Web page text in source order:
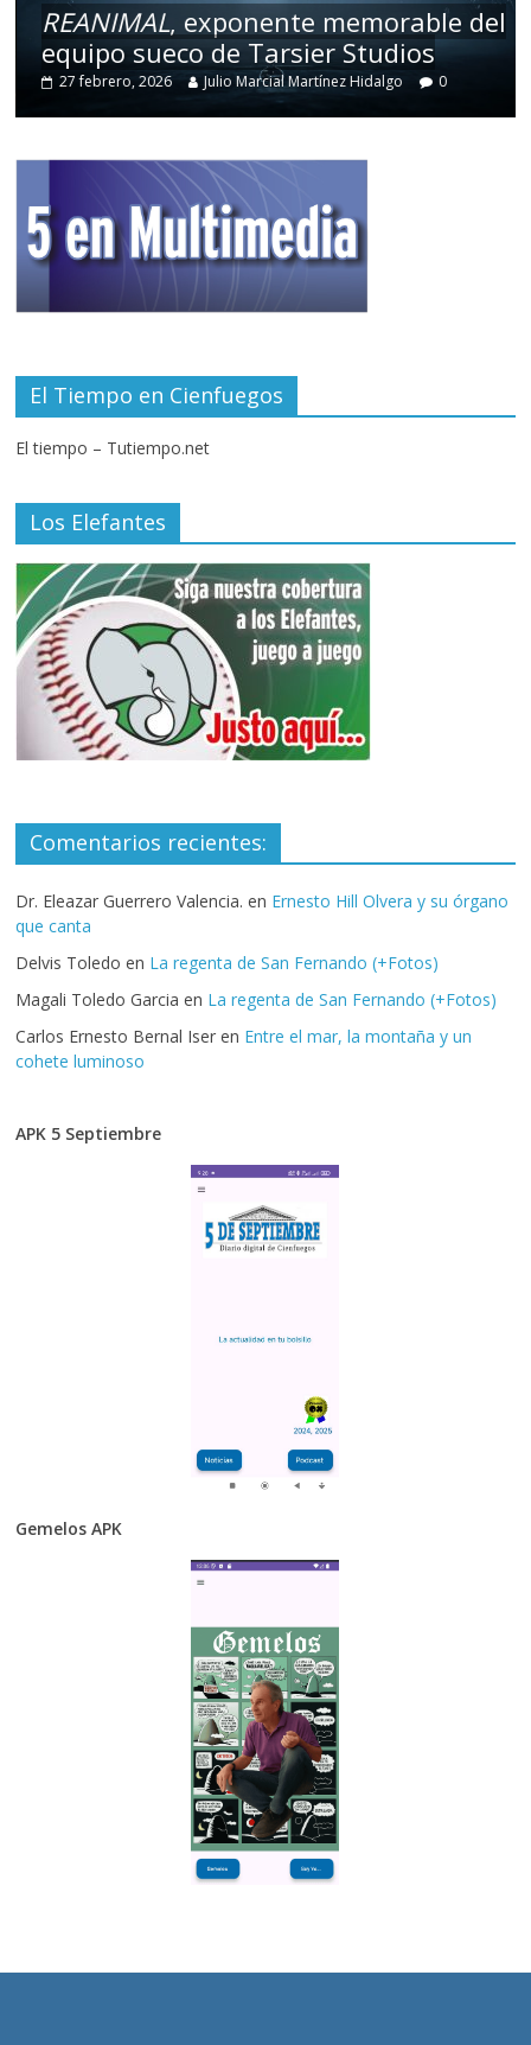
REANIMAL, exponente memorable del
equipo sueco de Tarsier Studios
27 febrero, 2026 Julio Marcial Martínez Hidalgo 0
El Tiempo en Cienfuegos
El tiempo – Tutiempo.net
Los Elefantes
Comentarios recientes:
Dr. Eleazar Guerrero Valencia. en Ernesto Hill Olvera y su órgano
que canta
Delvis Toledo en La regenta de San Fernando (+Fotos)
Magali Toledo Garcia en La regenta de San Fernando (+Fotos)
Carlos Ernesto Bernal Iser en Entre el mar, la montaña y un
cohete luminoso
APK 5 Septiembre
Gemelos APK